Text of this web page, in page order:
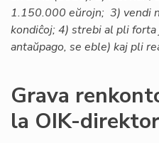
1.150.000 eŭrojn; 3) vendi
kondiĉoj; 4) strebi al pli
antaŭpago, se eble) kaj pli
Grava
la OIK-